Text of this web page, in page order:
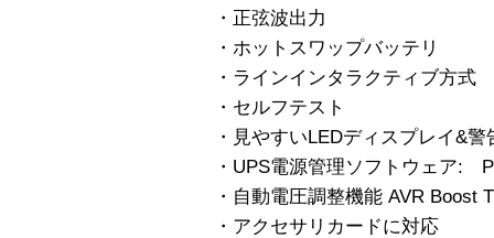
・正弦波出力
・ホットスワップバッテリ
・ラインインタラクティブ方式
・セルフテスト
・見やすいLEDディスプレイ&警
・UPS電源管理ソフトウェア:
・自動電圧調整機能 AVR Boost
・アクセサリカードに対応